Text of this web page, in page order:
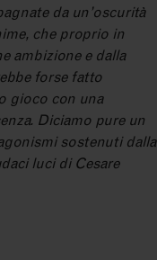
da un’oscurità
che proprio in
ambizione e dalla
forse fatto
gioco con una
Diciamo pure un
sostenuti dalla
luci di Cesare